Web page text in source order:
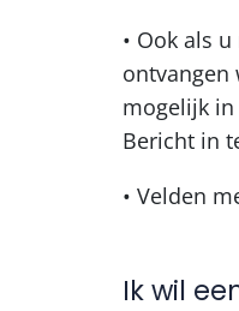
• Ook als
ontvangen
mogelijk
Bericht in
• Velden
Ik wil